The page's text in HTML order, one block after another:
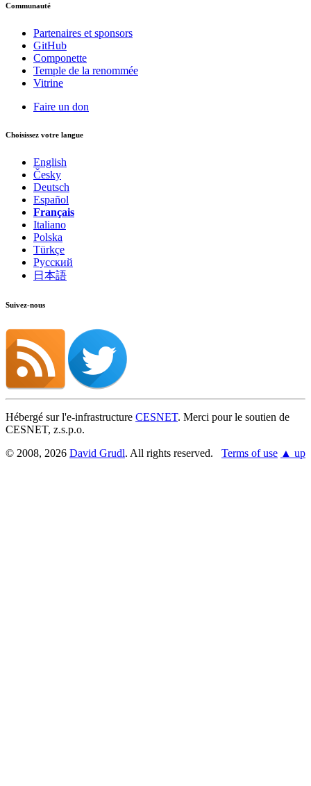
Communauté
Partenaires et sponsors
GitHub
Componette
Temple de la renommée
Vitrine
Faire un don
Choisissez votre langue
English
Česky
Deutsch
Español
Français
Italiano
Polska
Türkçe
Русский
日本語
Suivez-nous
Hébergé sur l'e-infrastructure CESNET. Merci pour le soutien de
CESNET, z.s.p.o.
© 2008, 2026 David Grudl. All rights reserved. Terms of use ▲ up